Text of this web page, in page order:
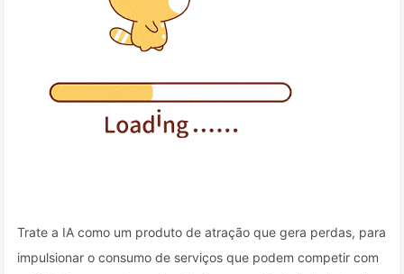
Trate a IA como um produto de atração que gera perdas, para
impulsionar o consumo de serviços que podem competir com